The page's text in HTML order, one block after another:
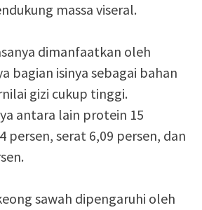
massa viseral.
dimanfaatkan oleh
bagian isinya sebagai bahan
gizi cukup tinggi.
antara lain protein 15
persen, serat 6,09 persen, dan
sawah dipengaruhi oleh